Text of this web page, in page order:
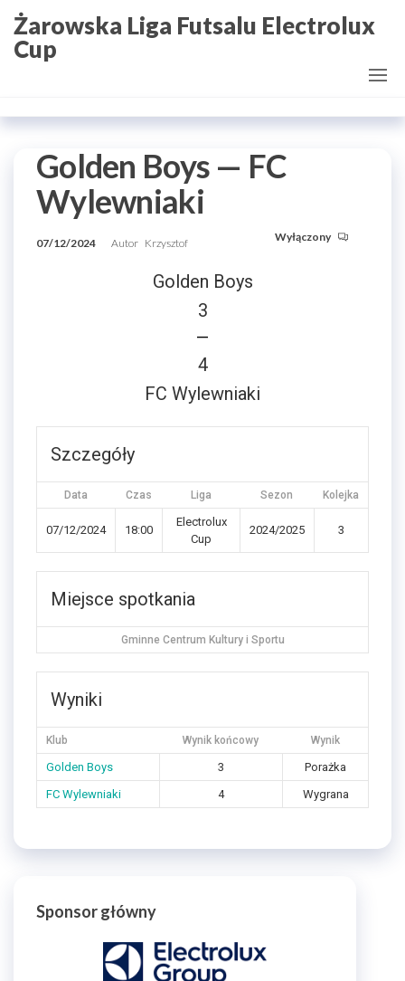
Przejdź
do
treści
Żarowska Liga Futsalu Electrolux
Cup
Golden Boys — FC
Wylewniaki
07/12/2024 Autor Krzysztof Wyłączony
Golden Boys
3
—
4
FC Wylewniaki
Szczegóły
Data Czas Liga Sezon Kolejka
07/12/2024 18:00
Electrolux
Cup
2024/2025 3
Miejsce spotkania
Gminne Centrum Kultury i Sportu
Wyniki
Klub Wynik końcowy Wynik
Golden Boys 3
Porażka
FC Wylewniaki
4 Wygrana
Sponsor główny